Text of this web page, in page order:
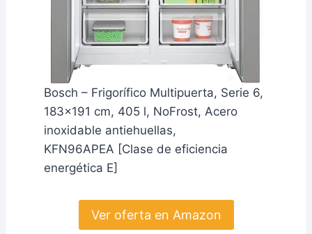
Bosch – Frigorífico Multipuerta, Serie 6,
183×191 cm, 405 l, NoFrost, Acero
inoxidable antiehuellas,
KFN96APEA [Clase de eficiencia
energética E]
Ver oferta en Amazon